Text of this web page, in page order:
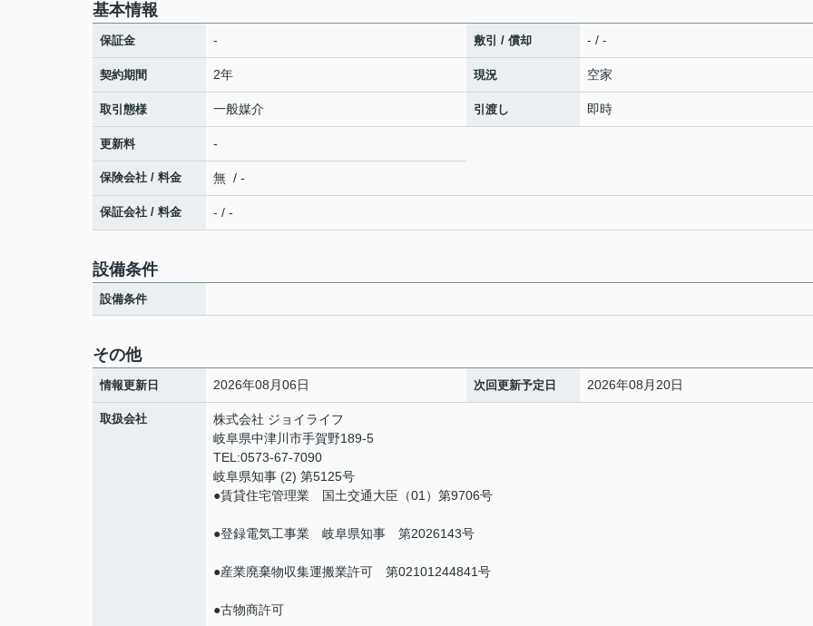
基本情報
保証金 - 敷引 / 償却 - / -
契約期間 2年 現況 空家
取引態様 一般媒介 引渡し 即時
更新料 -
保険会社 / 料金 無 / -
保証会社 / 料金 - / -
設備条件
設備条件
その他
情報更新日 2026年08月06日 次回更新予定日 2026年08月20日
取扱会社
株式会社 ジョイライフ
岐阜県中津川市手賀野189-5
TEL:0573-67-7090
岐阜県知事 (2) 第5125号
●賃貸住宅管理業 国土交通大臣（01）第9706号
●登録電気工事業 岐阜県知事 第2026143号
●産業廃棄物収集運搬業許可 第02101244841号
●古物商許可